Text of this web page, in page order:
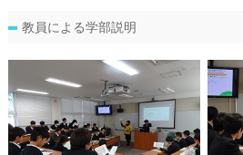
教員による学部説明